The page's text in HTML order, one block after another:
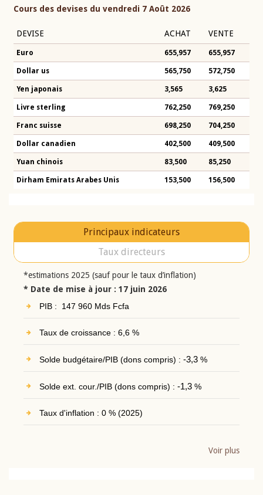
Cours des devises du vendredi 7 Août 2026
DEVISE ACHAT VENTE
Euro 655,957 655,957
Dollar us 565,750 572,750
Yen japonais 3,565 3,625
Livre sterling 762,250 769,250
Franc suisse 698,250 704,250
Dollar canadien 402,500 409,500
Yuan chinois 83,500 85,250
Dirham Emirats Arabes Unis 153,500 156,500
Principaux indicateurs
Taux directeurs
*estimations 2025 (sauf pour le taux d’inflation)
* Date de mise à jour : 17 juin 2026
PIB : 147 960 Mds Fcfa
Taux de croissance : 6,6 %
Solde budgétaire/PIB (dons compris) : -3,3%
Solde ext. cour./PIB (dons compris) : -1,3%
Taux d'inflation : 0 % (2025)
Voir plus